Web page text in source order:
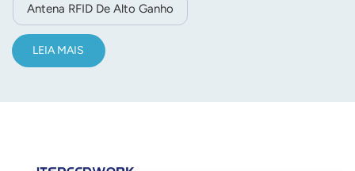
Antena RFID De Alto Ganho
LEIA MAIS